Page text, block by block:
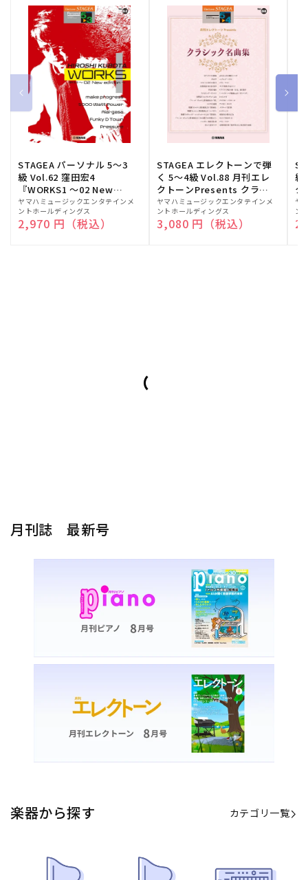
STAGEA パーソナル 5～3
級 Vol.62 窪田宏4
『WORKS1 ～02 New
edition～』
販
売
元:
ヤマハミュージックエンタテインメ
ントホールディングス
通常価格
2,970 円（税込）
STAGEA エレクトーンで弾
く 5～4級 Vol.88 月刊エレ
クトーンPresents クラシ
ック名曲集
販
売
元:
ヤマハミュージックエンタテインメ
ントホールディングス
通常価格
3,080 円（税込）
級
ク
販
売
元:
ヤ
ン
カテゴリ一覧